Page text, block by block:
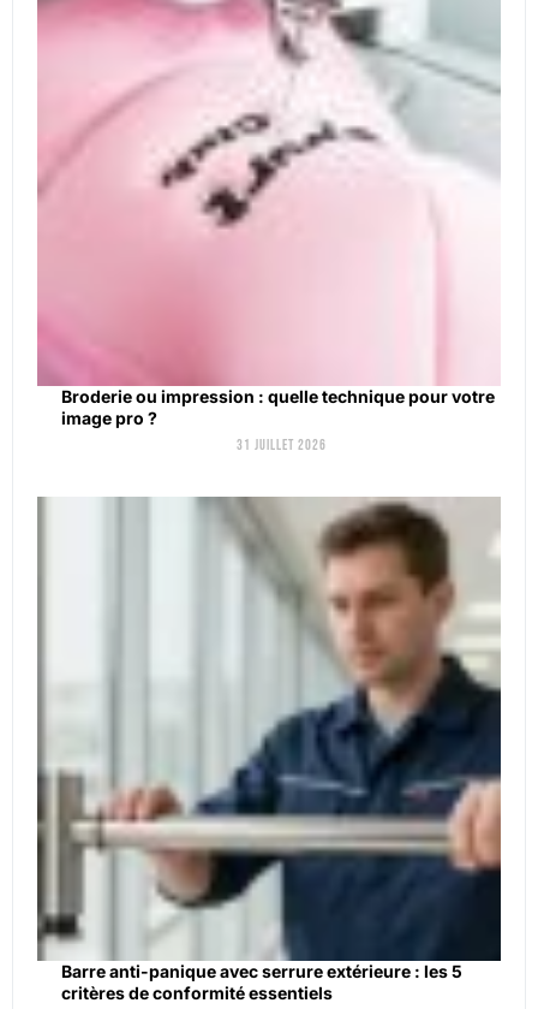
Broderie ou impression : quelle technique pour votre
image pro ?
31 juillet 2026
Barre anti-panique avec serrure extérieure : les 5
critères de conformité essentiels